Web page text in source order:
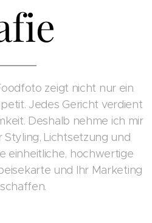
zeigt nicht nur ein
Jedes Gericht verdient
Deshalb nehme ich mir
Lichtsetzung und
einheitliche, hochwertige
und Ihr Marketing